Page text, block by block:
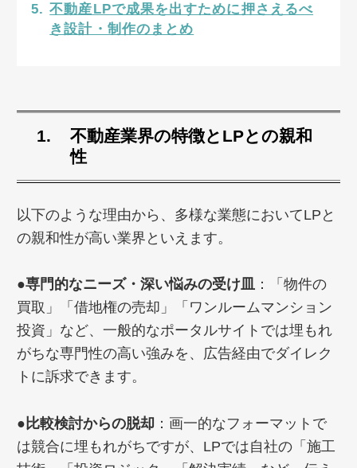
不動産LPで成果を出すために押さえるべ
き設計・制作のまとめ
不動産業界の特徴とLPとの親和
性
以下のような理由から、多様な業態においてLPと
の親和性が高い業界といえます。
●専門的なニーズ・深い悩みの受け皿 ：「物件の
買取」「借地権の売却」「ワンルームマンション
投資」など、一般的なポータルサイトでは埋もれ
がちな専門性の高い強みを、広告経由でダイレク
トに訴求できます。
●比較検討からの脱却 ：画一的なフォーマットで
は競合に埋もれがちですが、LPでは自社の「施工